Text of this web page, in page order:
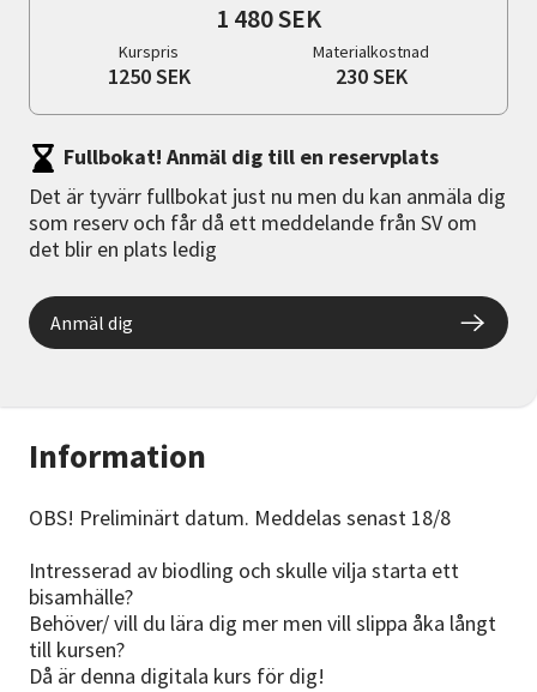
Information
OBS! Preliminärt datum. Meddelas senast 18/8
Intresserad av biodling och skulle vilja starta ett
bisamhälle?
Behöver/ vill du lära dig mer men vill slippa åka långt
till kursen?
Då är denna digitala kurs för dig!
1 480 SEK
Kurspris
1250 SEK
Materialkostnad
230 SEK
Fullbokat! Anmäl dig till en reservplats
Det är tyvärr fullbokat just nu men du kan anmäla dig
som reserv och får då ett meddelande från SV om
det blir en plats ledig
Anmäl dig